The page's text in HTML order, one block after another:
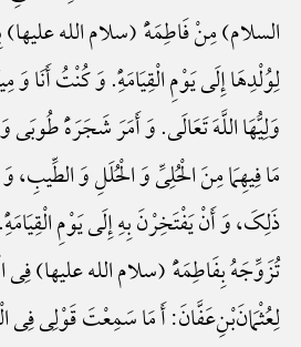
السلام) مِنْ فَاطِمَهًَْ (سلام الله
لِوُلْدِهَا إِلَی یَوْمِ الْقِیَامَهًِْ. وَ کُنْتُ أَنَا
وَلِیُّهَا اللَّهَ تَعَالَی. وَ أَمَرَ شَجَرَهًَْ طُوبَی وَ
مَا فِیهِمَا مِنَ الْحُلِیِّ وَ الْحُلَلِ وَ الطِّیبِ،
ذَلِکَ، وَ أَنْ یَفْتَخِرْنَ بِهِ إِلَی یَوْمِ
تُزَوِّجَهُ بِفَاطِمَهًَْ (سلام الله علیها)
لِعُثْمَانَ‌بْنِ‌عَفَّانَ: أَ مَا سَمِعْتَ قَوْلِی